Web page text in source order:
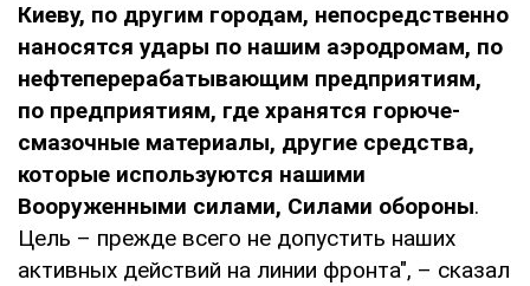
Киеву, по другим городам, непосредственно
наносятся удары по нашим аэродромам, по
нефтеперерабатывающим предприятиям,
по предприятиям, где хранятся горюче-
смазочные материалы, другие средства,
которые используются нашими
Вооруженными силами, Силами обороны.
Цель – прежде всего не допустить наших
активных действий на линии фронта", – сказал